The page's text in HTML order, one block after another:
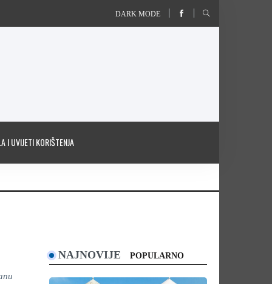
DARK MODE
I UVIJETI KORIŠTENJA
NAJNOVIJE POPULARNO